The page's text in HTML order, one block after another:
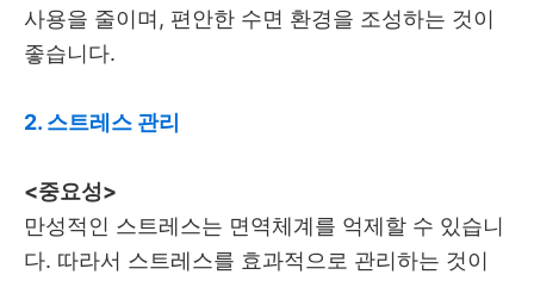
사용을 줄이며, 편안한 수면 환경을 조성하는 것이
좋습니다.
2. 스트레스 관리
<중요성>
만성적인 스트레스는 면역체계를 억제할 수 있습니
다. 따라서 스트레스를 효과적으로 관리하는 것이